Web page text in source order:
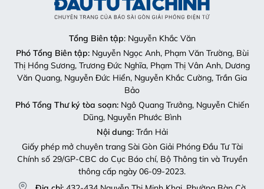
Tổng Biên tập: Nguyễn Khắc Văn
Phó Tổng Biên tập:Nguyễn Ngọc Anh, Phạm Văn Trường, Bùi
Thị Hồng Sương, Trương Đức Nghĩa, Phạm Thị Vân Anh, Dương
Văn Quang, Nguyễn Đức Hiển, Nguyễn Khắc Cường, Trần Gia
Bảo
Phó Tổng Thư ký tòa soạn:Ngô Quang Trưởng, Nguyễn Chiến
Dũng, Nguyễn Phước Bình
Nội dung:Trần Hải
Giấy phép mở chuyên trang Sài Gòn Giải Phóng Đầu Tư Tài
Chính số 29/GP-CBC do Cục Báo chí, Bộ Thông tin và Truyền
thông cấp ngày 06-09-2023.